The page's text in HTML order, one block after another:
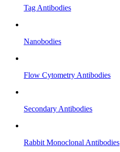
Tag Antibodies
Nanobodies
Flow Cytometry Antibodies
Secondary Antibodies
Rabbit Monoclonal Antibodies